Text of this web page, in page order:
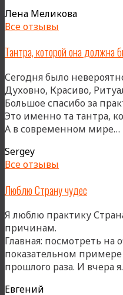
и
их
Лена Меликова
Все отзывы
Тантра, которой она должна
Сегодня было
Духовно, Красиво,
Большое спасибо за
Это именно та тантра,
А в современном мире…
Sergey
Все отзывы
Люблю Страну чудес
Я люблю практику
причинам.
Главная: посмотреть на
показательном
прошлого раза. И вчера
Евгений